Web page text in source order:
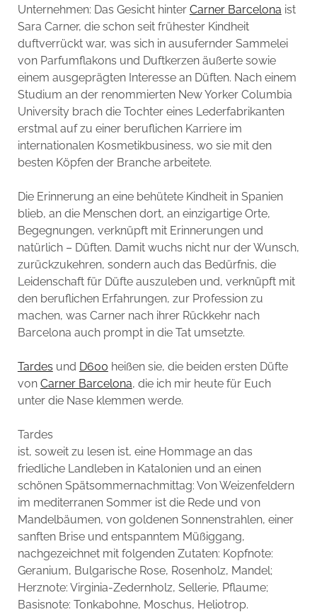
Unternehmen: Das Gesicht hinter Carner Barcelona ist
Sara Carner, die schon seit frühester Kindheit
duftverrückt war, was sich in ausufernder Sammelei
von Parfumflakons und Duftkerzen äußerte sowie
einem ausgeprägten Interesse an Düften. Nach einem
Studium an der renommierten New Yorker Columbia
University brach die Tochter eines Lederfabrikanten
erstmal auf zu einer beruflichen Karriere im
internationalen Kosmetikbusiness, wo sie mit den
besten Köpfen der Branche arbeitete.
Die Erinnerung an eine behütete Kindheit in Spanien
blieb, an die Menschen dort, an einzigartige Orte,
Begegnungen, verknüpft mit Erinnerungen und
natürlich – Düften. Damit wuchs nicht nur der Wunsch,
zurückzukehren, sondern auch das Bedürfnis, die
Leidenschaft für Düfte auszuleben und, verknüpft mit
den beruflichen Erfahrungen, zur Profession zu
machen, was Carner nach ihrer Rückkehr nach
Barcelona auch prompt in die Tat umsetzte.
Tardes und D600 heißen sie, die beiden ersten Düfte
von Carner Barcelona, die ich mir heute für Euch
unter die Nase klemmen werde.
Tardes
ist, soweit zu lesen ist, eine Hommage an das
friedliche Landleben in Katalonien und an einen
schönen Spätsommernachmittag: Von Weizenfeldern
im mediterranen Sommer ist die Rede und von
Mandelbäumen, von goldenen Sonnenstrahlen, einer
sanften Brise und entspanntem Müßiggang,
nachgezeichnet mit folgenden Zutaten: Kopfnote:
Geranium, Bulgarische Rose, Rosenholz, Mandel;
Herznote: Virginia-Zedernholz, Sellerie, Pflaume;
Basisnote: Tonkabohne, Moschus, Heliotrop.